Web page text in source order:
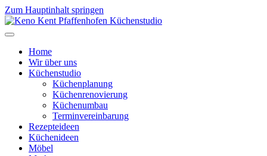
Zum Hauptinhalt springen
Home
Wir über uns
Küchenstudio
Küchenplanung
Küchenrenovierung
Küchenumbau
Terminvereinbarung
Rezepteideen
Küchenideen
Möbel